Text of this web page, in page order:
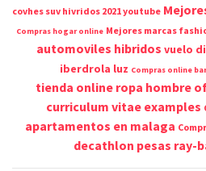
covhes suv hivridos 2021 youtube
Compras hogar online Mejores marcas
automoviles hibridos vuelo
iberdrola luz Compras online
tienda online ropa hombre
curriculum vitae examples
apartamentos en malaga
decathlon pesas ray-